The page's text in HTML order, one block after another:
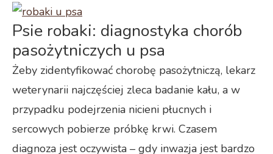
Psie robaki: diagnostyka chorób
pasożytniczych u psa
Żeby zidentyfikować chorobę pasożytniczą, lekarz
weterynarii najczęściej zleca badanie kału, a w
przypadku podejrzenia nicieni płucnych i
sercowych pobierze próbkę krwi. Czasem
diagnoza jest oczywista – gdy inwazja jest bardzo